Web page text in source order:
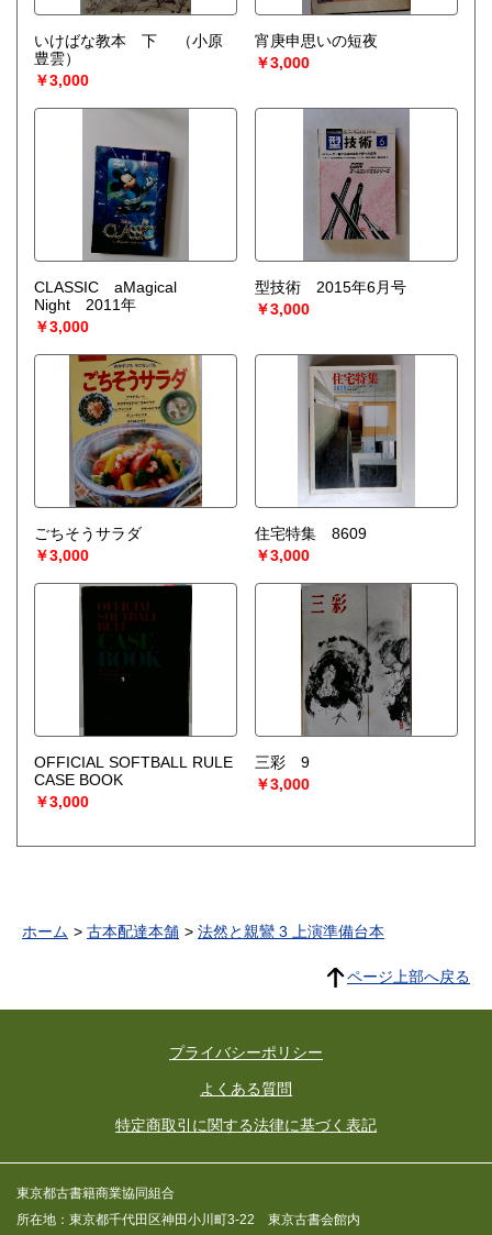
いけばな教本 下
（小原
豊雲）
￥3,000
宵庚申思いの短夜
￥3,000
CLASSIC aMagical
Night 2011年
￥3,000
型技術 2015年6月号
￥3,000
ごちそうサラダ
￥3,000
住宅特集 8609
￥3,000
OFFICIAL SOFTBALL RULE
CASE BOOK
￥3,000
三彩 9
￥3,000
ホーム 古本配達本舗 法然と親鸞 3 上演準備台本
ページ上部へ戻る
プライバシーポリシー
よくある質問
特定商取引に関する法律に基づく表記
東京都古書籍商業協同組合
所在地：東京都千代田区神田小川町3-22 東京古書会館内